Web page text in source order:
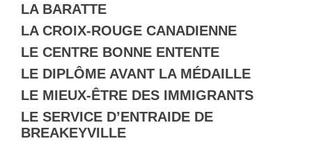
LA BARATTE
LA CROIX-ROUGE CANADIENNE
LE CENTRE BONNE ENTENTE
LE DIPLÔME AVANT LA MÉDAILLE
LE MIEUX-ÊTRE DES IMMIGRANTS
LE SERVICE D’ENTRAIDE DE
BREAKEYVILLE